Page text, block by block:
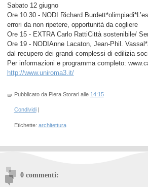
Sabato 12 giugno
Ore 10.30 - NODI Richard
errori da non ripetere, opportunità da cogliere
Ore 15 - EXTRA Carlo RattiCittà sostenibile/
Ore 19 - NODIAnne Lacaton, Jean-Phil.
dal recupero dei grandi complessi di edilizia
Per informazioni e programma completo:
http://www.uniroma3.it/
Pubblicato da Piera Storari alle 14:15
Condividi
Etichette: architettura
0 commenti: